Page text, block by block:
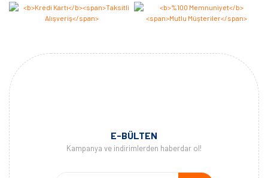
E-BÜLTEN
Kampanya ve indirimlerden haberdar ol!